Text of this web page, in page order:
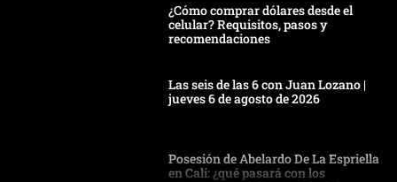
¿Cómo comprar dólares desde el
celular? Requisitos, pasos y
recomendaciones
Las seis de las 6 con Juan Lozano |
jueves 6 de agosto de 2026
Posesión de Abelardo De La Espriella
en Cali: ¿qué pasará con los